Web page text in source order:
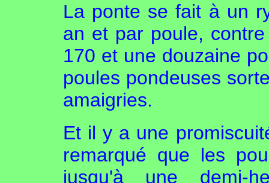
La ponte se fait à un
an et par poule,
170 et une douzaine
poules pondeuses
amaigries.
Et il y a une
remarqué que les
jusqu'à une